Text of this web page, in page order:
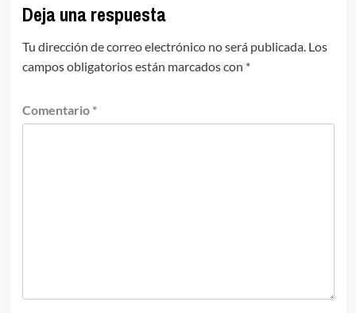
Deja una respuesta
Tu dirección de correo electrónico no será publicada. Los
campos obligatorios están marcados con *
Comentario *